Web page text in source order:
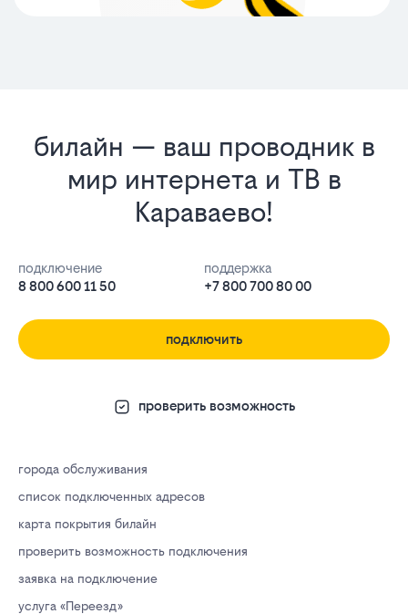
билайн — ваш проводник в
мир интернета и ТВ в
Караваево!
подключение
8 800 600 11 50
поддержка
+7 800 700 80 00
подключить
проверить возможность
города обслуживания
список подключенных адресов
карта покрытия билайн
проверить возможность подключения
заявка на подключение
услуга «Переезд»